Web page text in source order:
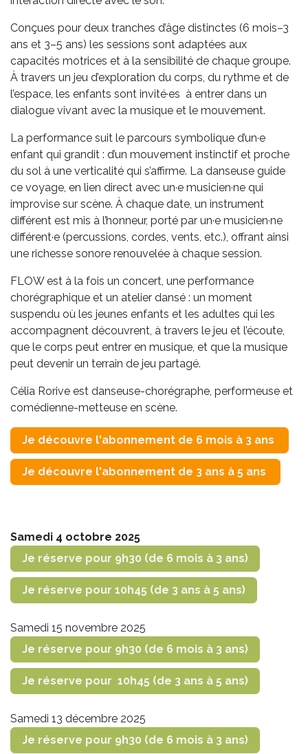
Conçues pour deux tranches d’âge distinctes (6 mois–3
ans et 3–5 ans) les sessions sont adaptées aux
capacités motrices et à la sensibilité de chaque groupe.
À travers un jeu d’exploration du corps, du rythme et de
l’espace, les enfants sont invité·es à entrer dans un
dialogue vivant avec la musique et le mouvement.
La performance suit le parcours symbolique d’un·e
enfant qui grandit : d’un mouvement instinctif et proche
du sol à une verticalité qui s’affirme. La danseuse guide
ce voyage, en lien direct avec un·e musicien·ne qui
improvise sur scène. À chaque date, un instrument
différent est mis à l’honneur, porté par un·e musicien·ne
différent·e (percussions, cordes, vents, etc.), offrant ainsi
une richesse sonore renouvelée à chaque session.
FLOW est à la fois un concert, une performance
chorégraphique et un atelier dansé : un moment
suspendu où les jeunes enfants et les adultes qui les
accompagnent découvrent, à travers le jeu et l’écoute,
que le corps peut entrer en musique, et que la musique
peut devenir un terrain de jeu partagé.
Célia Rorive est danseuse-chorégraphe, performeuse et
comédienne-metteuse en scène.
Je découvre l'abonnement de 6 mois à 3 ans
Je découvre l'abonnement de 3 ans à 5 ans
Samedi 4 octobre 2025
Je réserve pour 9h30 (de 6 mois à 3 ans)
Je réserve pour 10h45 (de 3 ans à 5 ans)
Samedi 15 novembre 2025
Je réserve pour 9h30 (de 6 mois à 3 ans)
Je réserve pour 10h45 (de 3 ans à 5 ans)
Samedi 13 décembre 2025
Je réserve pour 9h30 (de 6 mois à 3 ans)